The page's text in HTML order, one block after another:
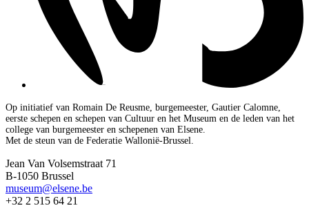
Op initiatief van Romain De Reusme, burgemeester, Gautier Calomne,
eerste schepen en schepen van Cultuur en het Museum en de leden van het
college van burgemeester en schepenen van Elsene.
Met de steun van de Federatie Wallonië-Brussel.
Jean Van Volsemstraat 71
B-1050 Brussel
museum@elsene.be
+32 2 515 64 21